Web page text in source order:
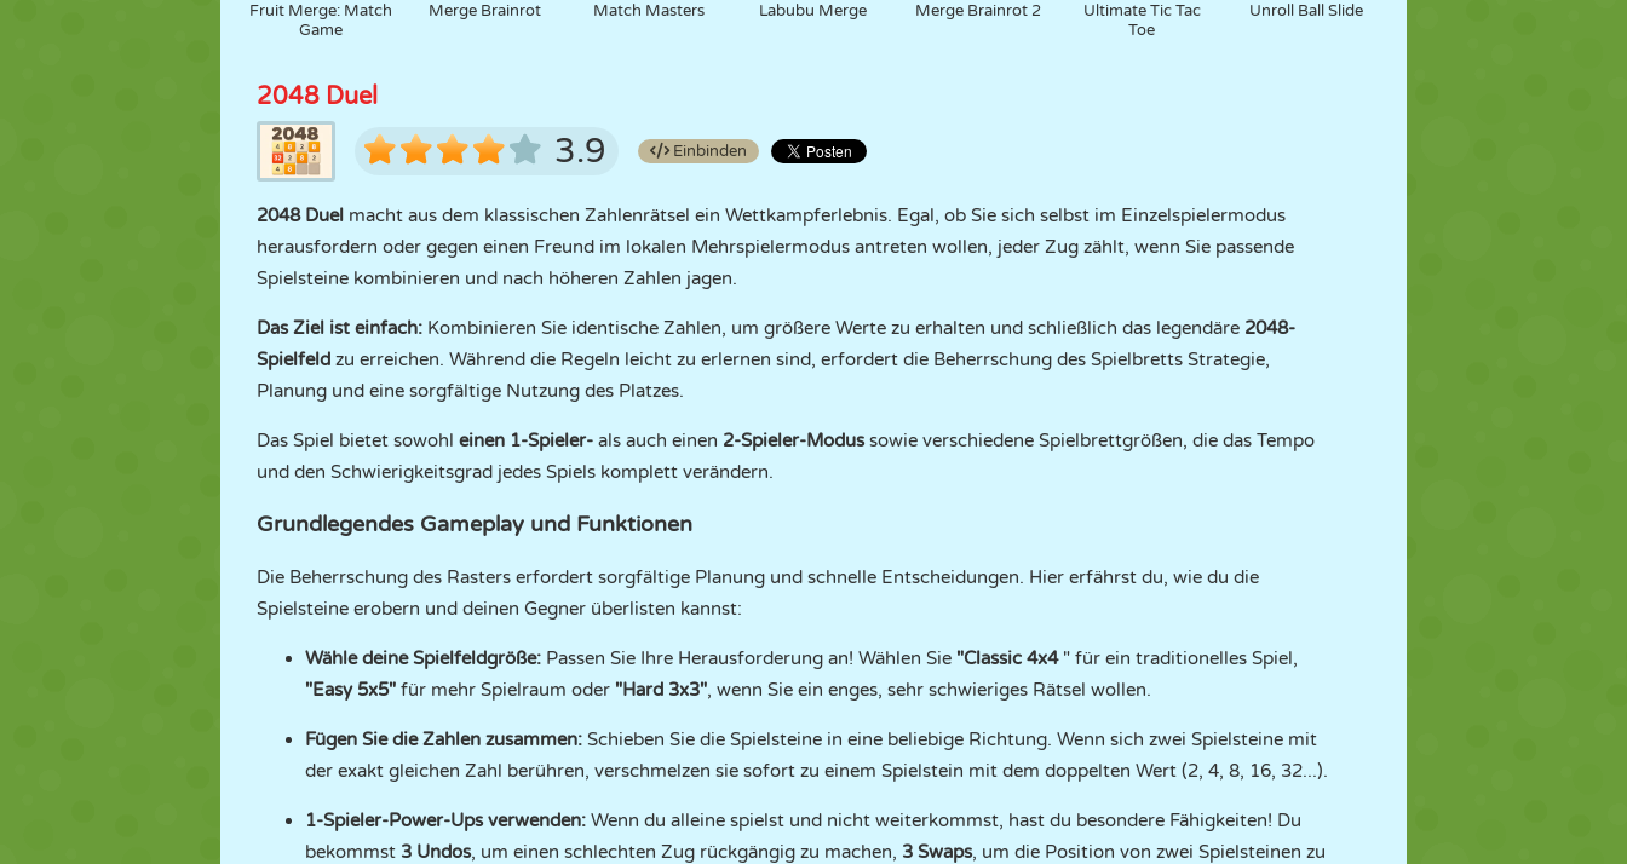
Fruit Merge: Match
Game
Merge Brainrot Match Masters Labubu Merge Merge Brainrot 2
Ultimate Tic Tac
Toe
Unroll Ball Slide
2048 Duel
3.9 Einbinden
2048 Duel macht aus dem klassischen Zahlenrätsel ein Wettkampferlebnis. Egal, ob Sie sich selbst im Einzelspielermodus
herausfordern oder gegen einen Freund im lokalen Mehrspielermodus antreten wollen, jeder Zug zählt, wenn Sie passende
Spielsteine kombinieren und nach höheren Zahlen jagen.
Das Ziel ist einfach: Kombinieren Sie identische Zahlen, um größere Werte zu erhalten und schließlich das legendäre 2048-
Spielfeld zu erreichen. Während die Regeln leicht zu erlernen sind, erfordert die Beherrschung des Spielbretts Strategie,
Planung und eine sorgfältige Nutzung des Platzes.
Das Spiel bietet sowohl einen 1-Spieler- als auch einen 2-Spieler-Modussowie verschiedene Spielbrettgrößen, die das Tempo
und den Schwierigkeitsgrad jedes Spiels komplett verändern.
Grundlegendes Gameplay und Funktionen
Die Beherrschung des Rasters erfordert sorgfältige Planung und schnelle Entscheidungen. Hier erfährst du, wie du die
Spielsteine erobern und deinen Gegner überlisten kannst:
Wähle deine Spielfeldgröße: Passen Sie Ihre Herausforderung an! Wählen Sie "Classic 4x4" für ein traditionelles Spiel,
"Easy 5x5" für mehr Spielraum oder "Hard 3x3", wenn Sie ein enges, sehr schwieriges Rätsel wollen.
Fügen Sie die Zahlen zusammen: Schieben Sie die Spielsteine in eine beliebige Richtung. Wenn sich zwei Spielsteine mit
der exakt gleichen Zahl berühren, verschmelzen sie sofort zu einem Spielstein mit dem doppelten Wert (2, 4, 8, 16, 32...).
1-Spieler-Power-Ups verwenden: Wenn du alleine spielst und nicht weiterkommst, hast du besondere Fähigkeiten! Du
bekommst 3 Undos, um einen schlechten Zug rückgängig zu machen, 3 Swaps, um die Position von zwei Spielsteinen zu